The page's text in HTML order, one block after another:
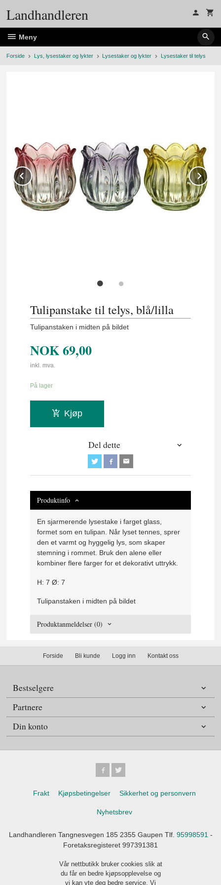
Landhandleren
Meny
Forside Lys, lysestaker og lykter Lysestaker og lykter Lysestaker til telys
Prev
Tulipanstake til telys, blå/lilla
Tulipanstaken i midten på bildet
NOK69,00
inkl. mva.
På lager
Kjøp
Del dette
Produktinfo
En sjarmerende lysestake i farget glass,
formet som en tulipan. Når lyset tennes, sprer
den et varmt og hyggelig lys, som skaper
stemning i rommet. Bruk den alene eller
kombiner flere farger for et dekorativt uttrykk.
H: 7 Ø: 7
Tulipanstaken i midten på bildet
Produktanmeldelser (0)
Forside Bli kunde Logg inn Kontakt oss
Bestselgere
Partnere
Din konto
Frakt Kjøpsbetingelser Sikkerhet og personvern
Nyhetsbrev
Landhandleren Tangnesvegen 185 2355 Gaupen Tlf. 95998591-
Foretaksregisteret 997391381
Vår nettbutikk bruker cookies slik at
du får en bedre kjøpsopplevelse og
vi kan yte deg bedre service. Vi